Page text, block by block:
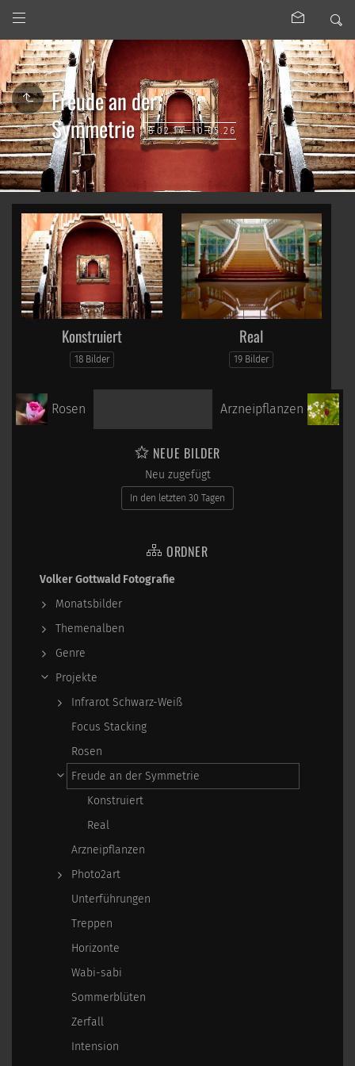
Freude an der
Symmetrie
18.02.14—10.05.26
Konstruiert
18 Bilder
Real
19 Bilder
Rosen Arzneipflanzen
NEUE BILDER
Neu zugefügt
In den letzten 30 Tagen
ORDNER
Volker Gottwald Fotografie
Monatsbilder
Themenalben
Genre
Projekte
Infrarot Schwarz-Weiß
Focus Stacking
Rosen
Freude an der Symmetrie
Konstruiert
Real
Arzneipflanzen
Photo2art
Unterführungen
Treppen
Horizonte
Wabi-sabi
Sommerblüten
Zerfall
Intension